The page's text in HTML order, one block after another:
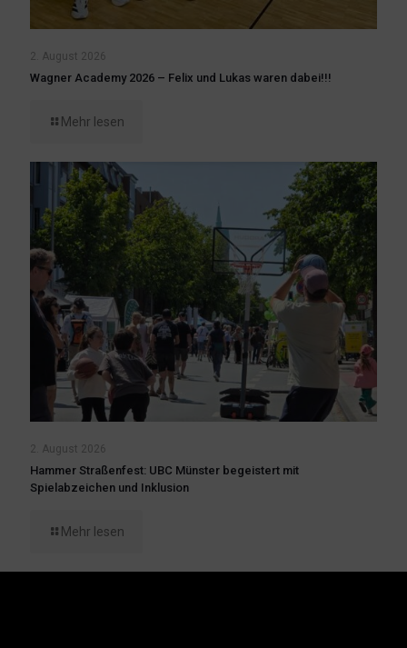
2. August 2026
Wagner Academy 2026 – Felix und Lukas waren dabei!!!
Mehr lesen
2. August 2026
Hammer Straßenfest: UBC Münster begeistert mit
Spielabzeichen und Inklusion
Mehr lesen